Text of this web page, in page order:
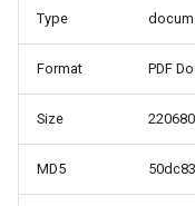
Type
Format PDF
Size
MD5